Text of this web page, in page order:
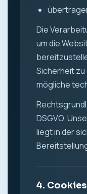
Die
um die
Sicherheit
mögliche
DSGVO.
liegt in der
4.